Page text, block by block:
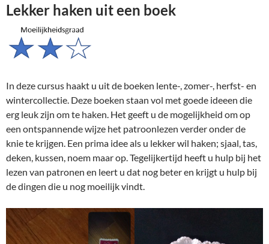
Lekker haken uit een boek
In deze cursus haakt u uit de boeken lente-, zomer-, herfst- en
wintercollectie. Deze boeken staan vol met goede ideeen die
erg leuk zijn om te haken. Het geeft u de mogelijkheid om op
een ontspannende wijze het patroonlezen verder onder de
knie te krijgen. Een prima idee als u lekker wil haken; sjaal, tas,
deken, kussen, noem maar op. Tegelijkertijd heeft u hulp bij het
lezen van patronen en leert u dat nog beter en krijgt u hulp bij
de dingen die u nog moeilijk vindt.